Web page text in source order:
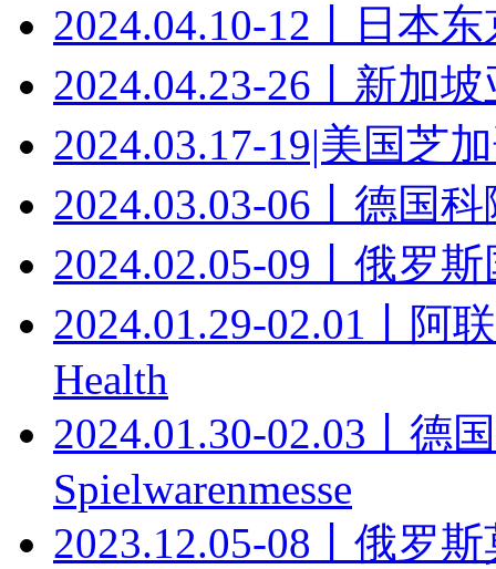
2024.04.10-12丨日本
2024.04.23-26丨新加
2024.03.17-19|美国芝
2024.03.03-06丨德国
2024.02.05-09丨俄罗
2024.01.29-02.01丨阿
Health
2024.01.30-02.03丨德
Spielwarenmesse
2023.12.05-08丨俄罗